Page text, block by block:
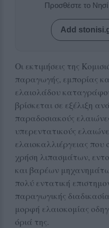
Προσθέστε το Νησί
Add
Οι εκτιμήσεις της
παραγωγής, εμπορίας
ελαιολάδου
βρίσκεται σε εξέλιξη
παραδοσιακούς
υπερεντατικούς
ελαιοκαλλιέργειας που
χρήση λιπασμάτων,
και βαρέων
πολύ εντατική
παραγωγικής
μορφή ελαιοκομίας
όριά της.